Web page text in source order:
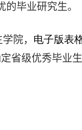
毕业研究生。
院， 电子版表
省级优秀毕业